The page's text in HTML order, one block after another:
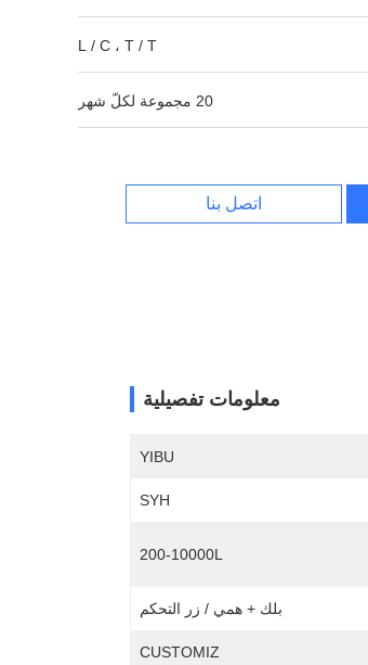
L / C ، T / T
20 مجموعة لكلّ شهر
اتصل بنا
معلومات تفصيلية
YIBU
SYH
200-10000L
بلك + همي / زر التحكم
CUSTOMIZ